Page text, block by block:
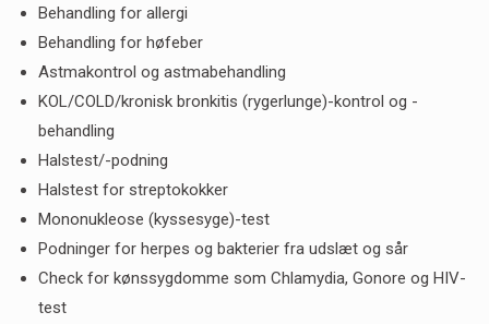
Behandling for allergi
Behandling for høfeber
Astmakontrol og astmabehandling
KOL/COLD/kronisk bronkitis (rygerlunge)-kontrol og -
behandling
Halstest/-podning
Halstest for streptokokker
Mononukleose (kyssesyge)-test
Podninger for herpes og bakterier fra udslæt og sår
Check for kønssygdomme som Chlamydia, Gonore og HIV-
test